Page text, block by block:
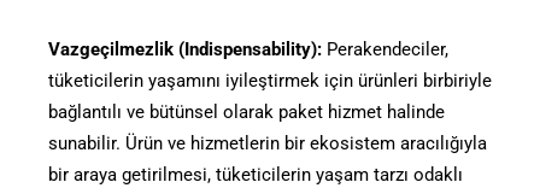
Vazgeçilmezlik (Indispensability): Perakendeciler,
tüketicilerin yaşamını iyileştirmek için ürünleri birbiriyle
bağlantılı ve bütünsel olarak paket hizmet halinde
sunabilir. Ürün ve hizmetlerin bir ekosistem aracılığıyla
bir araya getirilmesi, tüketicilerin yaşam tarzı odaklı